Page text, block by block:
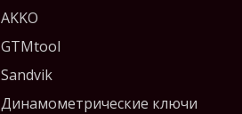
AKKO
GTMtool
Sandvik
Динамометрические ключи